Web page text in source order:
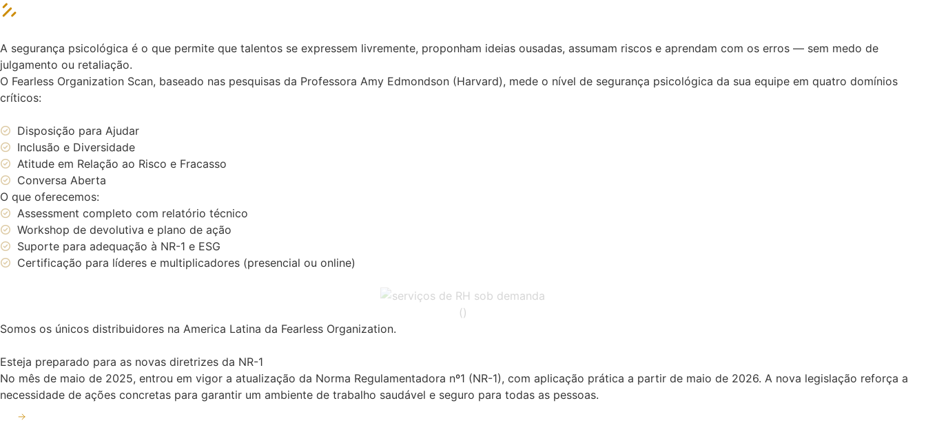
A segurança psicológica é o que permite que talentos se expressem livremente, proponham ideias ousadas, assumam riscos e aprendam com os erros — sem medo de
julgamento ou retaliação.
O Fearless Organization Scan, baseado nas pesquisas da Professora Amy Edmondson (Harvard), mede o nível de segurança psicológica da sua equipe em quatro domínios
críticos:
Disposição para Ajudar
Inclusão e Diversidade
Atitude em Relação ao Risco e Fracasso
Conversa Aberta
O que oferecemos:
Assessment completo com relatório técnico
Workshop de devolutiva e plano de ação
Suporte para adequação à NR-1 e ESG
Certificação para líderes e multiplicadores (presencial ou online)
Somos os únicos distribuidores na America Latina da Fearless Organization.
Esteja preparado para as novas diretrizes da NR-1
No mês de maio de 2025, entrou em vigor a atualização da Norma Regulamentadora nº1 (NR-1), com aplicação prática a partir de maio de 2026. A nova legislação reforça a
necessidade de ações concretas para garantir um ambiente de trabalho saudável e seguro para todas as pessoas.